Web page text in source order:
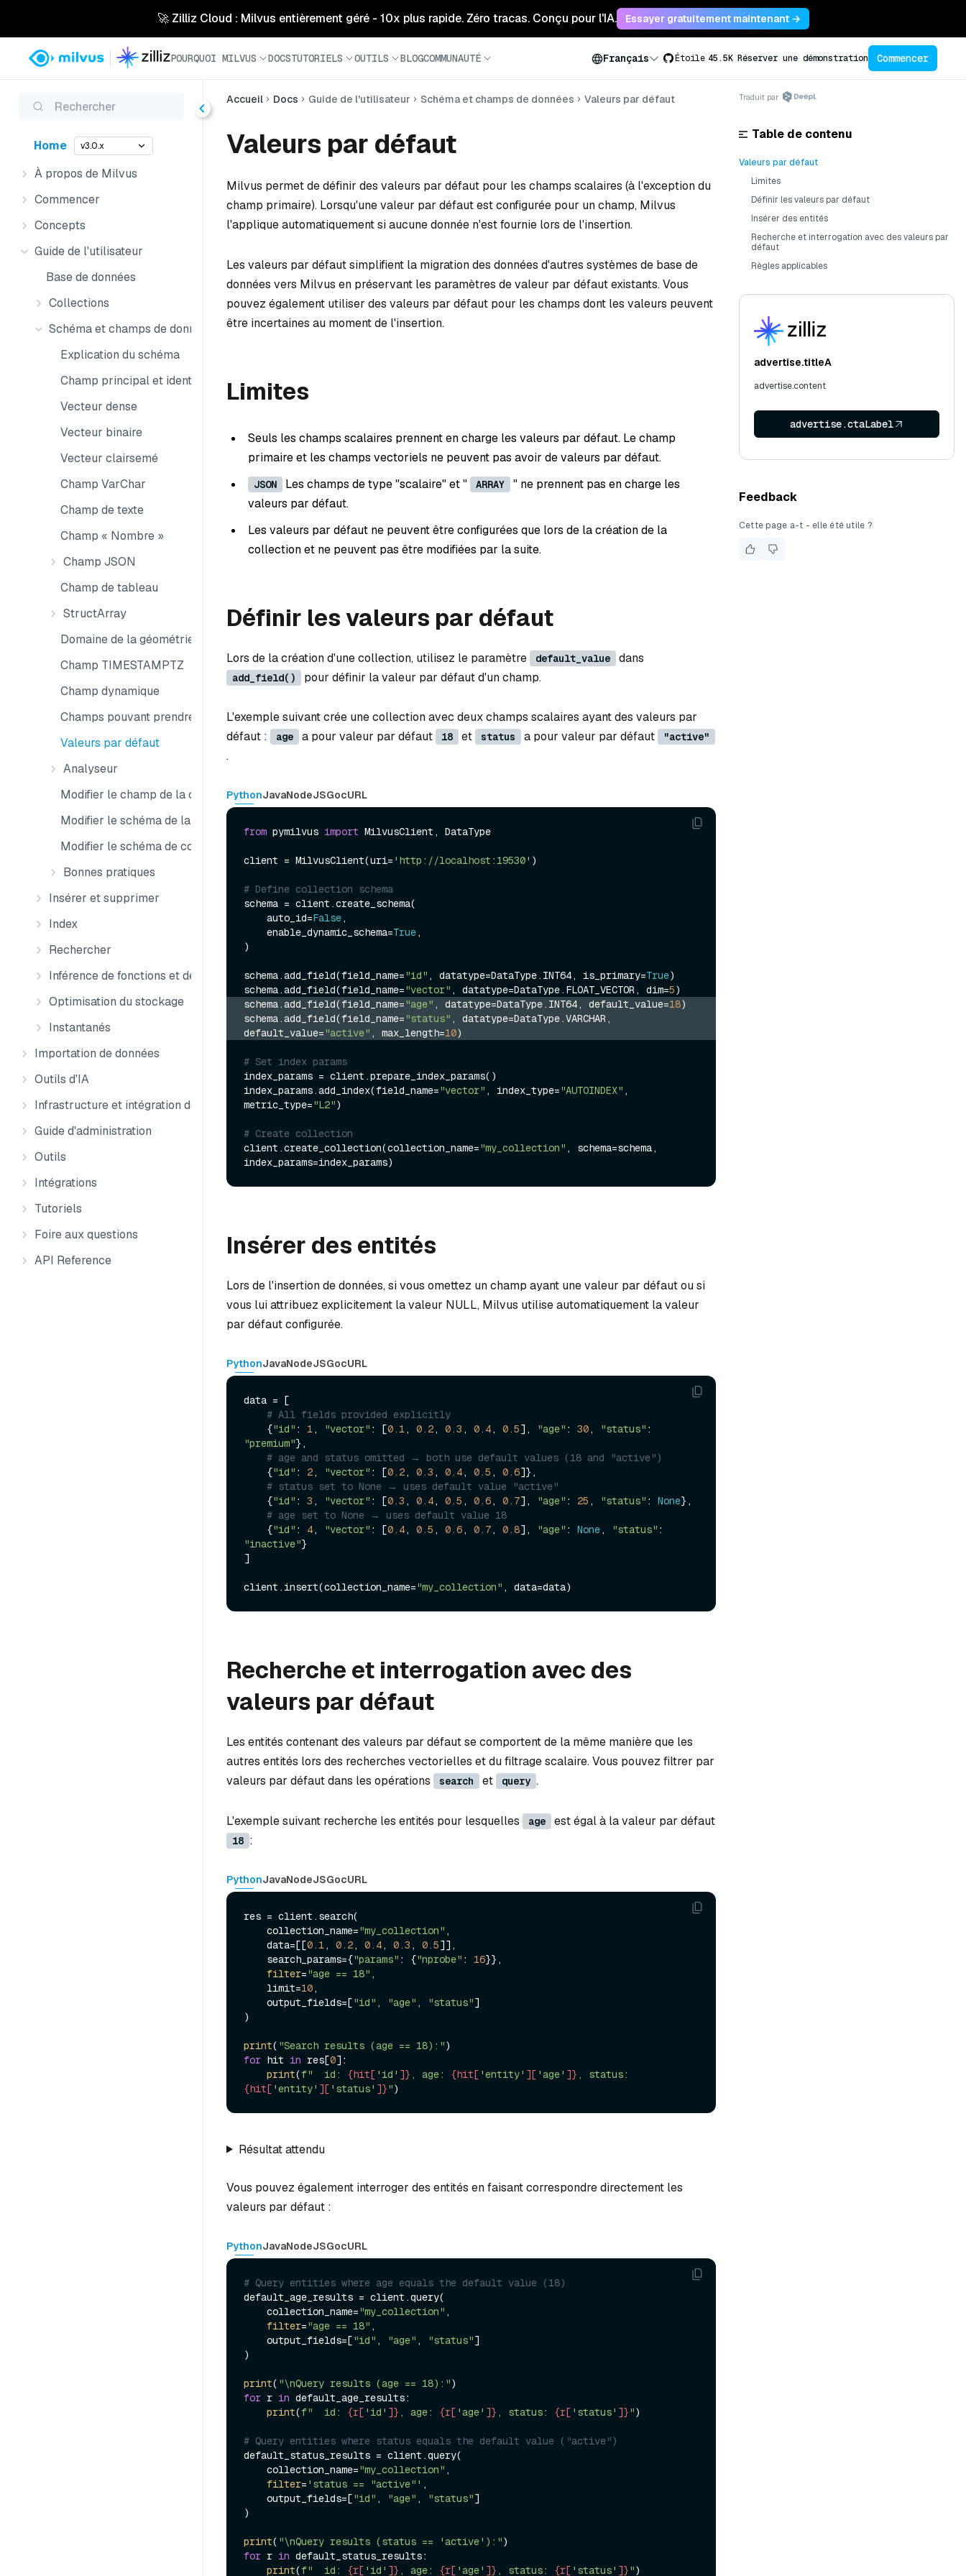
🚀 Zilliz Cloud : Milvus entièrement géré - 10x plus rapide. Zéro tracas. Conçu pour l'IA. Essayer gratuitement maintenant →
POURQUOI MILVUS DOCSTUTORIELS OUTILS BLOGCOMMUNAUTÉ Français Étoile 45.5K Réserver une démonstration Commencer
Rechercher
Home v3.0.x
À propos de Milvus
Commencer
Concepts
Guide de l'utilisateur
Base de données
Collections
Schéma et champs de données
Explication du schéma
Champ principal et identification automatique
Vecteur dense
Vecteur binaire
Vecteur clairsemé
Champ VarChar
Champ de texte
Champ « Nombre »
Champ JSON
Champ de tableau
StructArray
Domaine de la géométrie
Champ TIMESTAMPTZ
Champ dynamique
Champs pouvant prendre la valeur « null »
Valeurs par défaut
Analyseur
Modifier le champ de la collection
Modifier le schéma de la collection
Modifier le schéma de collecte externe
Bonnes pratiques
Insérer et supprimer
Index
Rechercher
Inférence de fonctions et de modèles
Optimisation du stockage
Instantanés
Importation de données
Outils d'IA
Infrastructure et intégration des données
Guide d'administration
Outils
Intégrations
Tutoriels
Foire aux questions
API Reference
Accueil Docs Guide de l'utilisateur Schéma et champs de données Valeurs par défaut
Valeurs par défaut
Milvus permet de définir des valeurs par défaut pour les champs scalaires (à l'exception du
champ primaire). Lorsqu'une valeur par défaut est configurée pour un champ, Milvus
l'applique automatiquement si aucune donnée n'est fournie lors de l'insertion.
Les valeurs par défaut simplifient la migration des données d'autres systèmes de base de
données vers Milvus en préservant les paramètres de valeur par défaut existants. Vous
pouvez également utiliser des valeurs par défaut pour les champs dont les valeurs peuvent
être incertaines au moment de l'insertion.
Limites
Seuls les champs scalaires prennent en charge les valeurs par défaut. Le champ
primaire et les champs vectoriels ne peuvent pas avoir de valeurs par défaut.
JSON Les champs de type "scalaire" et " ARRAY
" ne prennent pas en charge les
valeurs par défaut.
Les valeurs par défaut ne peuvent être configurées que lors de la création de la
collection et ne peuvent pas être modifiées par la suite.
Définir les valeurs par défaut
Lors de la création d'une collection, utilisez le paramètre default_value dans
add_field() pour définir la valeur par défaut d'un champ.
L'exemple suivant crée une collection avec deux champs scalaires ayant des valeurs par
défaut :
age a pour valeur par défaut 18 et status a pour valeur par défaut "active"
.
PythonJavaNodeJSGocURL
from pymilvus import MilvusClient, DataType
client = MilvusClient(uri= 'http://localhost:19530' )
# Define collection schema
schema = client.create_schema(
    auto_id=
False,
    enable_dynamic_schema=
True,
)
schema.add_field(field_name="id" , datatype=DataType.INT64, is_primary=True)
schema.add_field(field_name="vector" , datatype=DataType.FLOAT_VECTOR, dim=5
schema.add_field(field_name="age" , datatype=DataType.INT64, default_value=18)
schema.add_field(field_name="status" , datatype=DataType.VARCHAR,
default_value="active" , max_length=10)
# Set index params
index_params = client.prepare_index_params()
index_params.add_index(field_name="vector" , index_type="AUTOINDEX" ,
metric_type="L2")
# Create collection
client.create_collection(collection_name="my_collection" , schema=schema,
Insérer des entités
Lors de l'insertion de données, si vous omettez un champ ayant une valeur par défaut ou si
vous lui attribuez explicitement la valeur NULL, Milvus utilise automatiquement la valeur
par défaut configurée.
PythonJavaNodeJSGocURL
data = [
# All fields provided explicitly
    {
"id" : 1, "vector" : [0.1, 0.2, 0.3 , 0.4, 0.5], "age" : 30, "status"
"premium"},
# age and status omitted → both use default values (18 and "active")
    {
"id" : 2, "vector" : [0.2, 0.3 , 0.4, 0.5 , 0.6]},
# status set to None → uses default value "active"
    {
"id" : 3 , "vector" : [0.3 , 0.4, 0.5 , 0.6, 0.7], "age" : 25 , "status" : None},
# age set to None → uses default value 18
    {
"id" : 4, "vector" : [0.4, 0.5 , 0.6, 0.7, 0.8], "age" : None, "status"
"inactive"}
]
client.insert(collection_name="my_collection"
Recherche et interrogation avec des
valeurs par défaut
Les entités contenant des valeurs par défaut se comportent de la même manière que les
autres entités lors des recherches vectorielles et du filtrage scalaire. Vous pouvez filtrer par
valeurs par défaut dans les opérations
search et query .
L'exemple suivant recherche les entités pour lesquelles age est égal à la valeur par défaut
18 :
PythonJavaNodeJSGocURL
res = client.search(
    collection_name=
"my_collection" ,
    data=[[
0.1 , 0.2 , 0.4 , 0.3 , 0.5]],
    search_params={
"params" : {"nprobe" : 16}},
filter="age == 18" ,
    limit=
10 ,
    output_fields=[
"id" , "age" , "status"]
)
print( "Search results (age == 18):"
for hit in res[0]:
print(f"  id: {hit[ 'id' ]} , age: {hit[ 'entity' ][ 'age' ]}
{hit[ 'entity' ][ 'status' ]}"
Résultat attendu
Vous pouvez également interroger des entités en faisant correspondre directement les
valeurs par défaut :
PythonJavaNodeJSGocURL
# Query entities where age equals the default value (18)
default_age_results = client.query(
    collection_name=
"my_collection" ,
filter="age == 18" ,
    output_fields=[
"id" , "age" , "status"]
)
print( "\nQuery results (age == 18):"
for r in default_age_results:
print(f"  id: {r[ 'id' ]} , age: {r[ 'age' ]} , status: {r[ 'status' ]}")
# Query entities where status equals the default value ("active")
default_status_results = client.query(
    collection_name=
"my_collection" ,
filter= 'status == "active"' ,
    output_fields=[
"id" , "age" , "status"]
)
print( "\nQuery results (status == 'active'):"
for r in default_status_results:
print(f"  id: {r[ 'id' ]} , age: {r[ 'age' ]} , status: {r[ 'status' ]}"
Traduit par
Table de contenu
Valeurs par défaut
Limites
Définir les valeurs par défaut
Insérer des entités
Recherche et interrogation avec des valeurs par
défaut
Règles applicables
advertise.titleA
advertise.content
advertise.ctaLabel
Feedback
Cette page a-t - elle été utile ?